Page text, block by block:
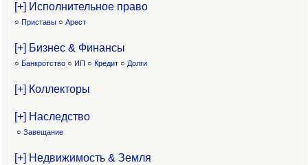
[+] Исполнительное право
○ Приставы ○ Арест
[+] Бизнес & Финансы
○ Банкротство ○ ИП ○ Кредит ○ Долги
[+] Коллекторы
[+] Наследство
○ Завещание
[+] Недвижимость & Земля